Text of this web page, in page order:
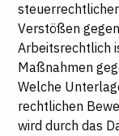
Verstößen
Arbeitsrechtlich
Maßnahmen
Welche
rechtlichen
wird durch das